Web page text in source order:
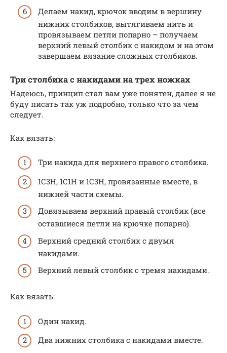
Делаем накид, крючок вводим в вершину
нижних столбиков, вытягиваем нить и
провязываем петли попарно – получаем
верхний левый столбик с накидом и на этом
завершаем вязание сложных столбиков.
Три столбика с накидами на трех ножках
Надеюсь, принцип стал вам уже понятен, далее я не
буду писать так уж подробно, только что за чем
следует.
Как вязать:
Три накида для верхнего правого столбика.
1С3Н, 1С1Н и 1С3Н, провязанные вместе, в
нижней части схемы.
Довязываем верхний правый столбик (все
оставшиеся петли на крючке попарно).
Верхний средний столбик с двумя
накидами.
Верхний левый столбик с тремя накидами.
Как вязать:
Один накид.
Два нижних столбика с накидами вместе.